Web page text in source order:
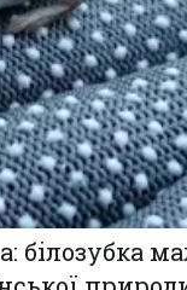
білозубка